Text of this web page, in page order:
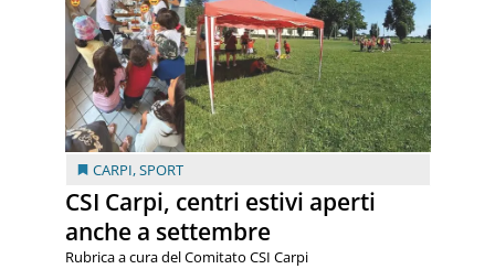
CARPI,SPORT
CSI Carpi, centri estivi aperti
anche a settembre
Rubrica a cura del Comitato CSI Carpi